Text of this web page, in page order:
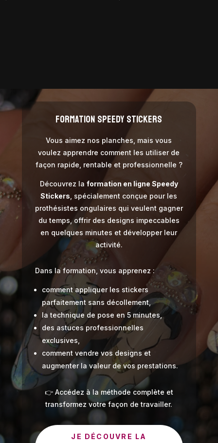
FORMATION SPEEDY STICKERS
Vous aimez nos planches, mais vous
voulez apprendre comment les utiliser de
façon rapide, rentable et professionnelle ?
Découvrez la formation en ligne Speedy
Stickers , spécialement conçue pour les
prothésistes ongulaires qui veulent gagner
du temps, offrir des designs impeccables
en quelques minutes et développer leur
activité.
Dans la formation, vous apprenez :
comment appliquer les stickers
parfaitement sans décollement,
la technique de pose en 5 minutes,
des astuces professionnelles
exclusives,
comment vendre vos designs et
augmenter la valeur de vos prestations.
👉 Accédez à la méthode complète et
transformez votre façon de travailler.
JE DÉCOUVRE LA